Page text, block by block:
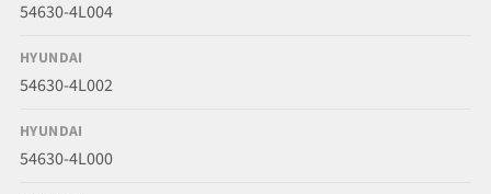
54630-4L004
HYUNDAI
54630-4L002
HYUNDAI
54630-4L000